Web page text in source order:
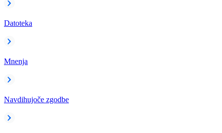
Datoteka
Mnenja
Navdihujoče zgodbe